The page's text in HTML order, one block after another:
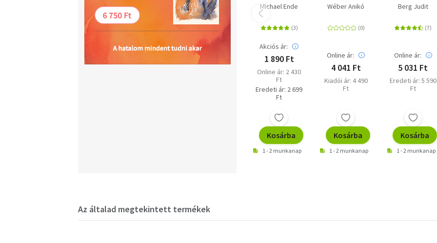
Michael Ende
Akciós ár:
1 890 Ft
Online ár: 2 430
Ft
Eredeti ár: 2 699
Ft
Kosárba
1 - 2 munkanap
Wéber Anikó
Online ár:
4 041 Ft
Kiadói ár: 4 490
Ft
Kosárba
1 - 2 munkanap
Berg Judit
Online ár:
5 031 Ft
Eredeti ár: 5 590
Ft
Kosárba
1 - 2 munkanap
Az általad megtekintett termékek